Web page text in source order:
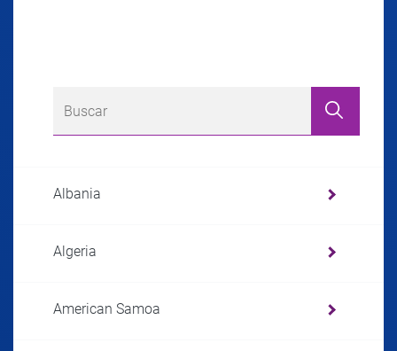
Albania
Algeria
American Samoa